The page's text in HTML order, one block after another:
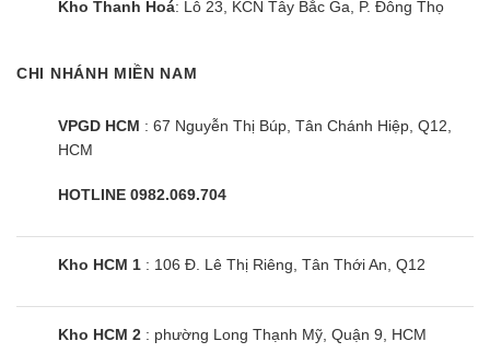
Kho Thanh Hoá: Lô 23, KCN Tây Bắc Ga, P. Đông Thọ
CHI NHÁNH MIỀN NAM
VPGD HCM : 67 Nguyễn Thị Búp, Tân Chánh Hiệp, Q12,
HCM
HOTLINE 0982.069.704
Kho HCM 1 : 106 Đ. Lê Thị Riêng, Tân Thới An, Q12
Kho HCM 2 : phường Long Thạnh Mỹ, Quận 9, HCM